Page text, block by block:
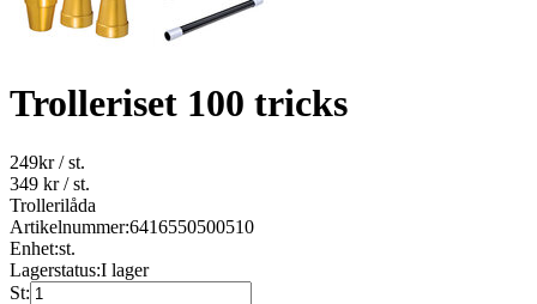
Trolleriset 100 tricks
249kr/ st.
349 kr/ st.
Trollerilåda
Artikelnummer:6416550500510
Enhet:st.
Lagerstatus:I lager
St: